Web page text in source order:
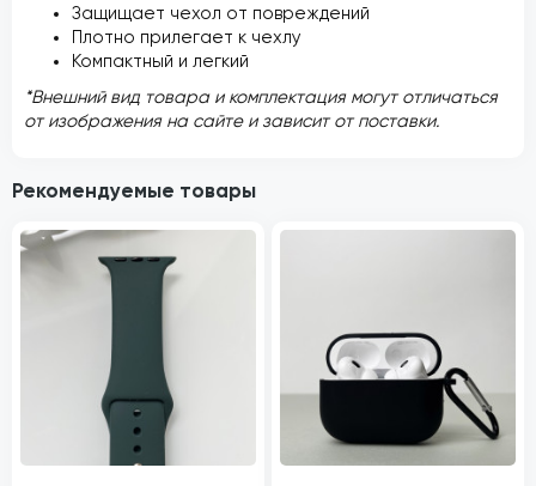
Защищает чехол от повреждений
Плотно прилегает к чехлу
Компактный и легкий
*Внешний вид товара и комплектация могут отличаться
от изображения на сайте и зависит от поставки.
Рекомендуемые товары